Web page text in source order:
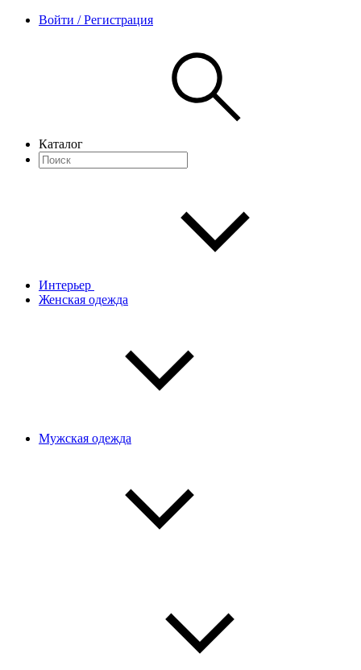
Войти / Регистрация
Каталог
Интерьер
Женская одежда
Мужская одежда